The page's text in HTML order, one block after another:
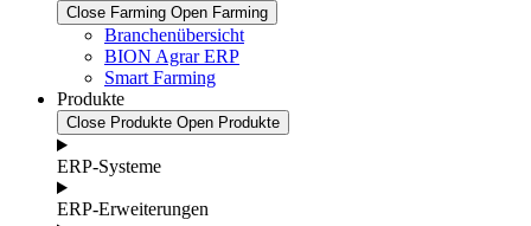
Close Farming Open Farming
Branchenübersicht
BION Agrar ERP
Smart Farming
Produkte
Close Produkte Open Produkte
ERP-Systeme
ERP-Erweiterungen